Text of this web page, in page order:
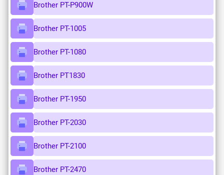
Brother PT-P900W
Brother PT-1005
Brother PT-1080
Brother PT1830
Brother PT-1950
Brother PT-2030
Brother PT-2100
Brother PT-2470